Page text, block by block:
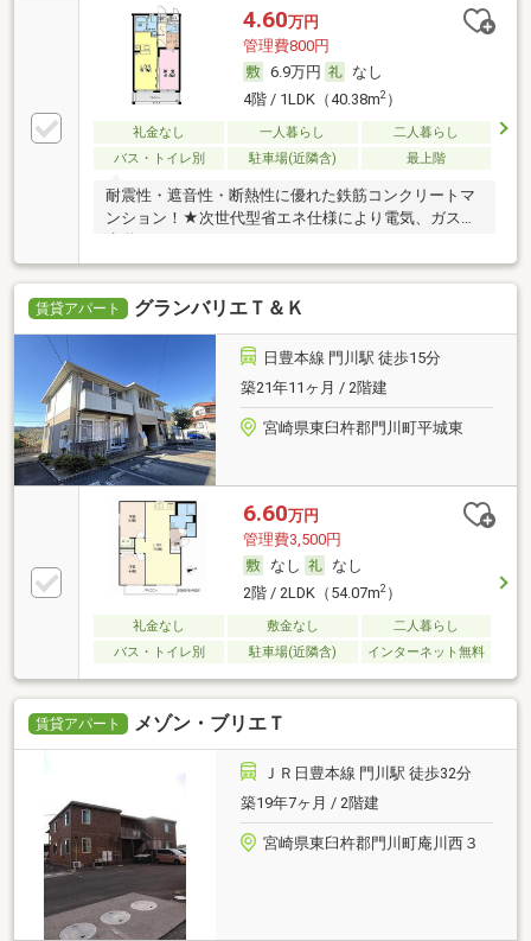
4.60万円
管理費800円
6.9万円
なし
4階 / 1LDK（40.38m2）
礼金なし 一人暮らし
二人暮らし
バス・トイレ別
駐車場(近隣含) 最上階
耐震性・遮音性・断熱性に優れた鉄筋コンクリートマ
ンション！★次世代型省エネ仕様により電気、ガス、
賃貸アパート グランバリエＴ＆Ｋ
日豊本線 門川駅 徒歩15分
築21年11ヶ月 / 2階建
宮崎県東臼杵郡門川町平城東
6.60万円
管理費3,500円
なし
なし
2階 / 2LDK（54.07m2）
礼金なし 敷金なし
二人暮らし
バス・トイレ別
駐車場(近隣含) インターネット無料
賃貸アパート メゾン・ブリエＴ
ＪＲ日豊本線 門川駅 徒歩32分
築19年7ヶ月 / 2階建
宮崎県東臼杵郡門川町庵川西３